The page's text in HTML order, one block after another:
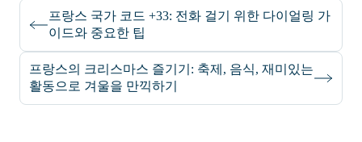
프랑스 국가 코드 +33: 전화 걸기 위한 다이얼링 가
이드와 중요한 팁
프랑스의 크리스마스 즐기기: 축제, 음식, 재미있는
활동으로 겨울을 만끽하기